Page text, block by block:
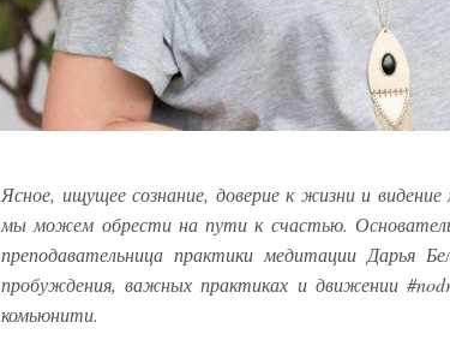
Ясное, ищущее сознание, доверие к жизни и
мы можем обрести на пути к счастью.
преподавательница практики медитации Дарья
пробуждения, важных практиках и движении
комьюнити.